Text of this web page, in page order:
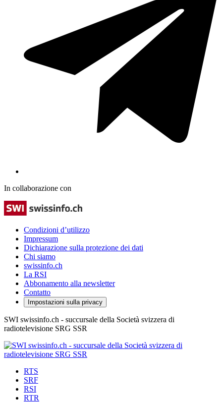
In collaborazione con
Condizioni d’utilizzo
Impressum
Dichiarazione sulla protezione dei dati
Chi siamo
swissinfo.ch
La RSI
Abbonamento alla newsletter
Contatto
Impostazioni sulla privacy
SWI swissinfo.ch - succursale della Società svizzera di
radiotelevisione SRG SSR
RTS
SRF
RSI
RTR